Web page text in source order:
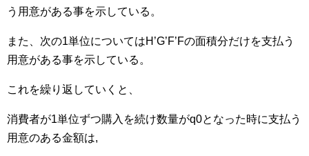
う用意がある事を示している。
また、次の1単位についてはH’G’F’Fの面積分だけを支払う
用意がある事を示している。
これを繰り返していくと、
消費者が1単位ずつ購入を続け数量がq0となった時に支払う
用意のある金額は,